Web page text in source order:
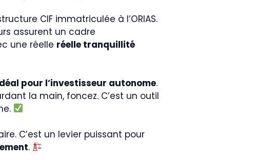
CIF immatriculée à l’ORIAS.
assurent un cadre
une réelle réelle tranquillité
pour l’investisseur autonome.
la main, foncez. C’est un outil
C’est un levier puissant pour
.